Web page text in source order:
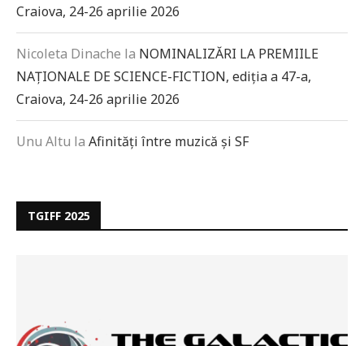
Craiova, 24-26 aprilie 2026
Nicoleta Dinache la NOMINALIZĂRI LA PREMIILE
NAȚIONALE DE SCIENCE-FICTION, ediția a 47-a,
Craiova, 24-26 aprilie 2026
Unu Altu la Afinități între muzică și SF
TGIFF 2025